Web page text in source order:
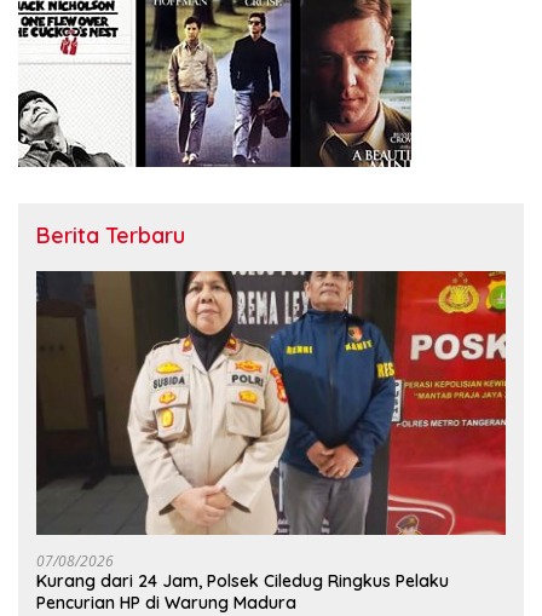
Berita Terbaru
07/08/2026
Kurang dari 24 Jam, Polsek Ciledug Ringkus Pelaku
Pencurian HP di Warung Madura